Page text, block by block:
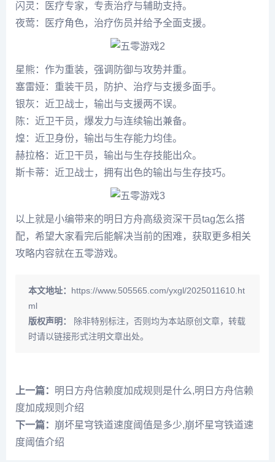
闪灵：医疗专家，专责治疗与辅助支持。
夜莺：医疗角色，治疗伤员并给予全面支援。
星熊：作为重装，强调防御与攻势并重。
塞雷娅：重装干员，防护、治疗与支援多面手。
银灰：近卫战士，输出与支援两不误。
陈：近卫干员，爆发力与连续输出兼备。
煌：近卫身份，输出与生存能力均佳。
赫拉格：近卫干员，输出与生存技能出众。
斯卡蒂：近卫战士，拥有出色的输出与生存技巧。
以上就是小编带来的明日方舟高级资深干员tag怎么搭
配，希望大家看完后能解决当前的困难，获取更多相关
攻略内容就在五零游戏。
本文地址： https://www.505565.com/yxgl/2025011610.ht
ml
版权声明：
除非特别标注，否则均为本站原创文章，转载
时请以链接形式注明文章出处。
上一篇：
明日方舟信赖度加成规则是什么,明日方舟信赖
度加成规则介绍
下一篇： 崩坏星穹铁道速度阈值是多少,崩坏星穹铁道速
度阈值介绍